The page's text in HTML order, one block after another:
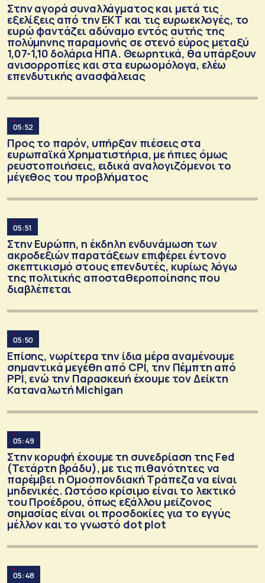
Στην αγορά συναλλάγματος και μετά τις
εξελίξεις από την ΕΚΤ και τις ευρωεκλογές, το
ευρώ φαντάζει αδύναμο εντός αυτής της
πολύμηνης παραμονής σε στενό εύρος μεταξύ
1,07-1,10 δολάρια ΗΠΑ. Θεωρητικά, θα υπάρξουν
ανισορροπίες και στα ευρωομόλογα, ελέω
επενδυτικής ανασφάλειας
05:52
Προς το παρόν, υπήρξαν πιέσεις στα
ευρωπαϊκά Χρηματιστήρια, με ήπιες όμως
ρευστοποιήσεις, ειδικά αναλογιζόμενοι το
μέγεθος του προβλήματος
05:51
Στην Ευρώπη, η έκδηλη ενδυνάμωση των
ακροδεξιών παρατάξεων επιφέρει έντονο
σκεπτικισμό στους επενδυτές, κυρίως λόγω
της πολιτικής αποσταθεροποίησης που
διαβλέπεται
05:50
Επίσης, νωρίτερα την ίδια μέρα αναμένουμε
σημαντικά μεγέθη από CPI, την Πέμπτη από
PPI, ενώ την Παρασκευή έχουμε τον Δείκτη
Καταναλωτή Michigan
05:49
Στην κορυφή έχουμε τη συνεδρίαση της Fed
(Τετάρτη βράδυ), με τις πιθανότητες να
παρέμβει η Oμοσπονδιακή Τράπεζα να είναι
μηδενικές. Ωστόσο κρίσιμο είναι το λεκτικό
του Προέδρου, όπως εξάλλου μείζονος
σημασίας είναι οι προσδοκίες για το εγγύς
μέλλον και το γνωστό dot plot
05:48